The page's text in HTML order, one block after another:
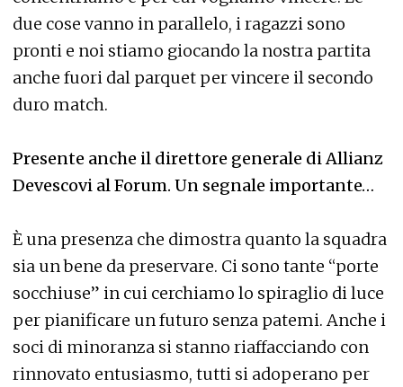
due cose vanno in parallelo, i ragazzi sono
pronti e noi stiamo giocando la nostra partita
anche fuori dal parquet per vincere il secondo
duro match.
Presente anche il direttore generale di Allianz
Devescovi al Forum. Un segnale importante…
È una presenza che dimostra quanto la squadra
sia un bene da preservare. Ci sono tante “porte
socchiuse” in cui cerchiamo lo spiraglio di luce
per pianificare un futuro senza patemi. Anche i
soci di minoranza si stanno riaffacciando con
rinnovato entusiasmo, tutti si adoperano per